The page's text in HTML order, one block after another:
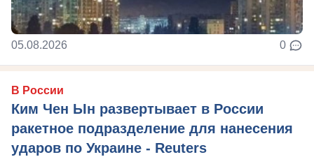
05.08.2026 0
В России
Ким Чен Ын развертывает в России
ракетное подразделение для нанесения
ударов по Украине - Reuters